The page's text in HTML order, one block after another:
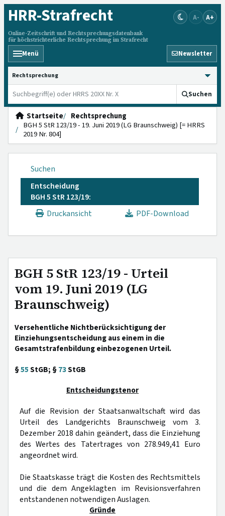
HRR-Strafrecht
Online-Zeitschrift und Rechtsprechungsdatenbank
für höchstrichterliche Rechtsprechung im Strafrecht
A- A+
Menü Newsletter
HRRS durchsuchen
Suchen
Startseite
Rechtsprechung
BGH 5 StR 123/19 - 19. Juni 2019 (LG Braunschweig) [= HRRS
2019 Nr. 804]
Suchen
Entscheidung
BGH 5 StR 123/19:
Druckansicht
PDF-Download
BGH 5 StR 123/19 - Urteil
vom 19. Juni 2019 (LG
Braunschweig)
Versehentliche Nichtberücksichtigung der
Einziehungsentscheidung aus einem in die
Gesamtstrafenbildung einbezogenen Urteil.
§55StGB; §73StGB
Entscheidungstenor
Auf die Revision der Staatsanwaltschaft wird das
Urteil des Landgerichts Braunschweig vom 3.
Dezember 2018 dahin geändert, dass die Einziehung
des Wertes des Tatertrages von 278.949,41 Euro
angeordnet wird.
Die Staatskasse trägt die Kosten des Rechtsmittels
und die dem Angeklagten im Revisionsverfahren
entstandenen notwendigen Auslagen.
Gründe